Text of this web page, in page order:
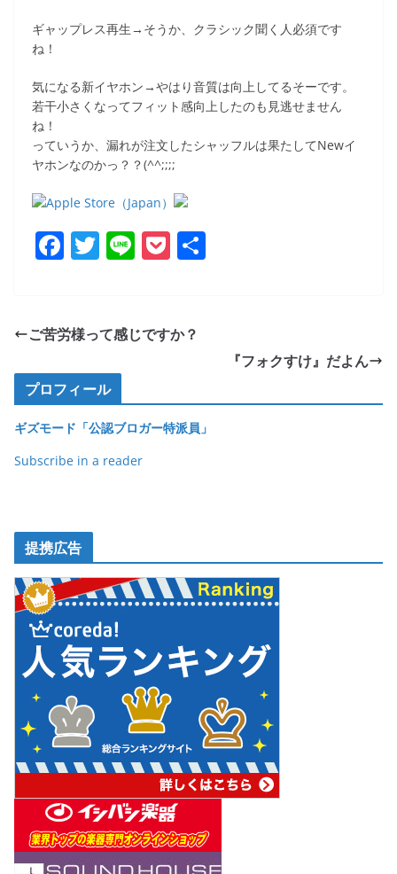
ギャップレス再生→そうか、クラシック聞く人必須です
ね！
気になる新イヤホン→やはり音質は向上してるそーです。
若干小さくなってフィット感向上したのも見逃せません
ね！
っていうか、漏れが注文したシャッフルは果たしてNewイ
ヤホンなのかっ？？(^^;;;;
F
e
o
o
k
T
er
Li P
et
ご苦労様って感じですか？
『フォクすけ』だよん
プロフィール
ギズモード「公認ブロガー特派員」
Subscribe in a reader
提携広告